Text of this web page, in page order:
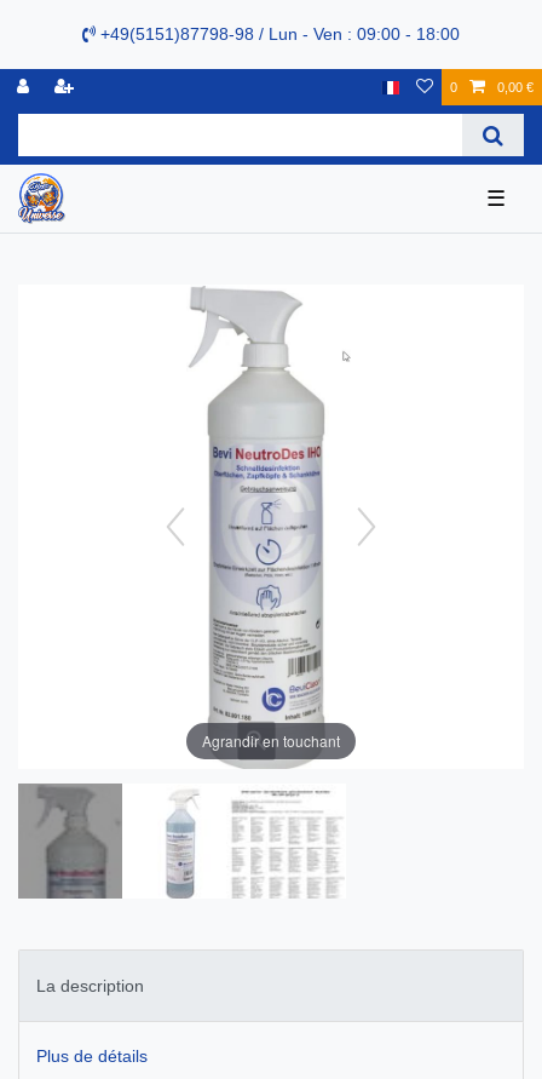
+49(5151)87798-98 / Lun - Ven : 09:00 - 18:00
0 0,00 €
☰
Agrandir en touchant
La description
Plus de détails